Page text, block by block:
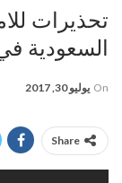
تحذيرات
السعودية
On يوليو 30, 2017
Share